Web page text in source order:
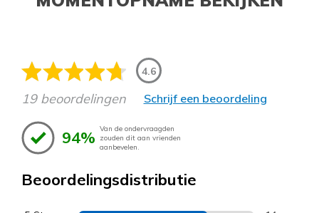
4.6
19 beoordelingen Schrijf een beoordeling
94% Van de ondervraagden
zouden dit aan vrienden
aanbevelen.
Beoordelingsdistributie